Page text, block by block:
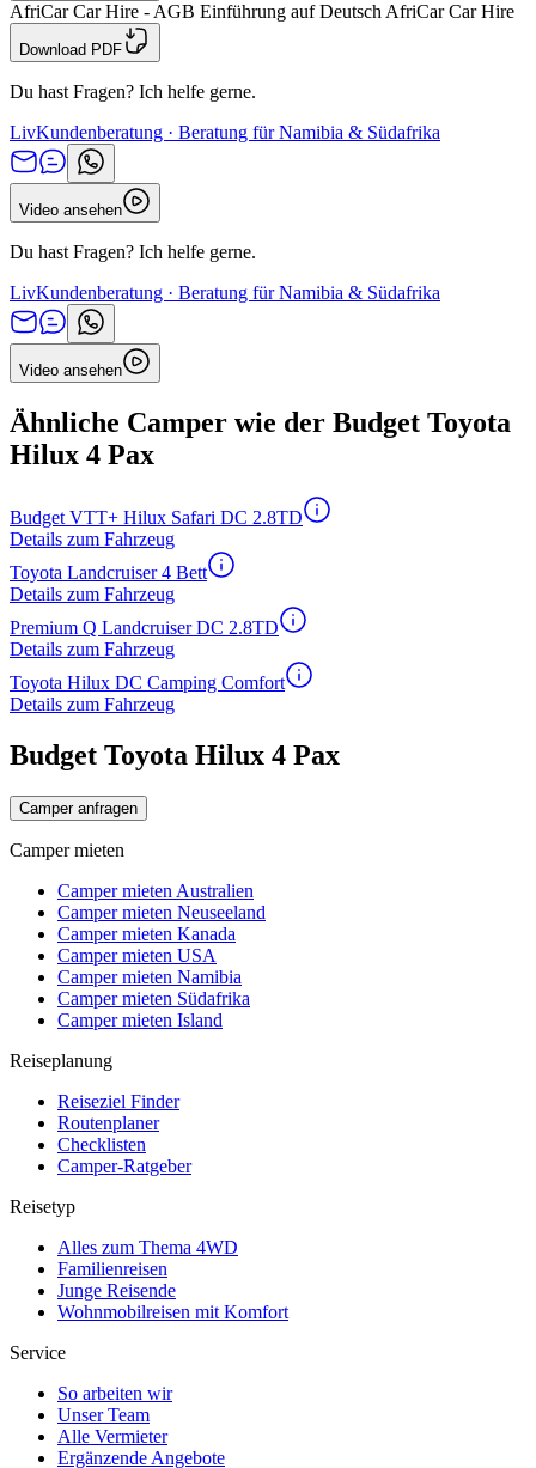
AfriCar Car Hire - AGB Einführung auf Deutsch AfriCar Car Hire
Download PDF
Du hast Fragen? Ich helfe gerne.
LivKundenberatung · Beratung für Namibia & Südafrika
Video ansehen
Du hast Fragen? Ich helfe gerne.
LivKundenberatung · Beratung für Namibia & Südafrika
Video ansehen
Ähnliche Camper wie der Budget Toyota
Hilux 4 Pax
Budget VTT+ Hilux Safari DC 2.8TD
Details zum Fahrzeug
Toyota Landcruiser 4 Bett
Details zum Fahrzeug
Premium Q Landcruiser DC 2.8TD
Details zum Fahrzeug
Toyota Hilux DC Camping Comfort
Details zum Fahrzeug
Budget Toyota Hilux 4 Pax
Camper anfragen
Camper mieten
Camper mieten Australien
Camper mieten Neuseeland
Camper mieten Kanada
Camper mieten USA
Camper mieten Namibia
Camper mieten Südafrika
Camper mieten Island
Reiseplanung
Reiseziel Finder
Routenplaner
Checklisten
Camper-Ratgeber
Reisetyp
Alles zum Thema 4WD
Familienreisen
Junge Reisende
Wohnmobilreisen mit Komfort
Service
So arbeiten wir
Unser Team
Alle Vermieter
Ergänzende Angebote